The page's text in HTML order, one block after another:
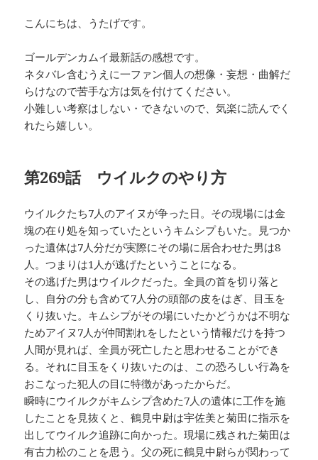
こんにちは、うたげです。
ゴールデンカムイ最新話の感想です。
ネタバレ含むうえに一ファン個人の想像・妄想・曲解だ
らけなので苦手な方は気を付けてください。
小難しい考察はしない・できないので、気楽に読んでく
れたら嬉しい。
第269話 ウイルクのやり方
ウイルクたち7人のアイヌが争った日。その現場には金
塊の在り処を知っていたというキムシプもいた。見つか
った遺体は7人分だが実際にその場に居合わせた男は8
人。つまりは1人が逃げたということになる。
その逃げた男はウイルクだった。全員の首を切り落と
し、自分の分も含めて7人分の頭部の皮をはぎ、目玉を
くり抜いた。キムシプがその場にいたかどうかは不明な
ためアイヌ7人が仲間割れをしたという情報だけを持つ
人間が見れば、全員が死亡したと思わせることができ
る。それに目玉をくり抜いたのは、この恐ろしい行為を
おこなった犯人の目に特徴があったからだ。
瞬時にウイルクがキムシプ含めた7人の遺体に工作を施
したことを見抜くと、鶴見中尉は宇佐美と菊田に指示を
出してウイルク追跡に向かった。現場に残された菊田は
有古力松のことを思う。父の死に鶴見中尉らが関わって